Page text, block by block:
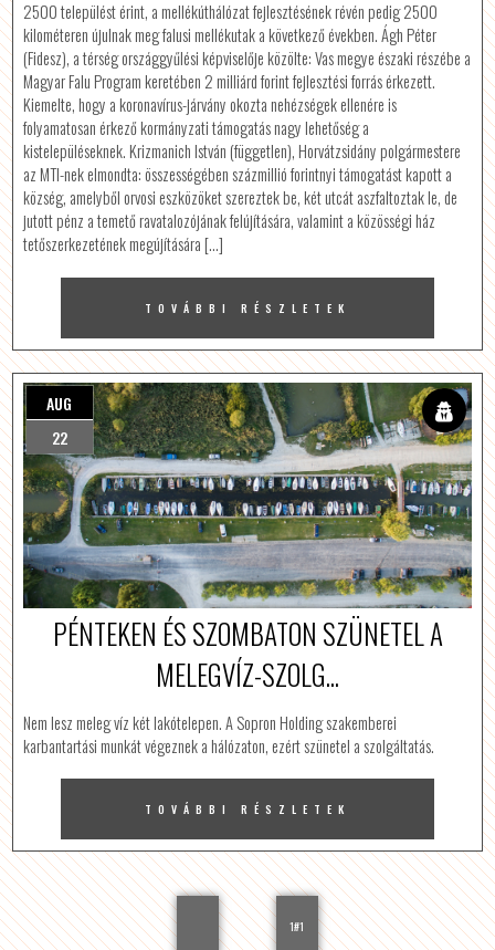
2500 települést érint, a mellékúthálózat fejlesztésének révén pedig 2500
kilométeren újulnak meg falusi mellékutak a következő években. Ágh Péter
(Fidesz), a térség országgyűlési képviselője közölte: Vas megye északi részébe a
Magyar Falu Program keretében 2 milliárd forint fejlesztési forrás érkezett.
Kiemelte, hogy a koronavírus-járvány okozta nehézségek ellenére is
folyamatosan érkező kormányzati támogatás nagy lehetőség a
kistelepüléseknek. Krizmanich István (független), Horvátzsidány polgármestere
az MTI-nek elmondta: összességében százmillió forintnyi támogatást kapott a
község, amelyből orvosi eszközöket szereztek be, két utcát aszfaltoztak le, de
jutott pénz a temető ravatalozójának felújítására, valamint a közösségi ház
tetőszerkezetének megújítására […]
TOVÁBBI RÉSZLETEK
AUG
22
PÉNTEKEN ÉS SZOMBATON SZÜNETEL A
MELEGVÍZ-SZOLG...
Nem lesz meleg víz két lakótelepen. A Sopron Holding szakemberei
karbantartási munkát végeznek a hálózaton, ezért szünetel a szolgáltatás.
TOVÁBBI RÉSZLETEK
1#1